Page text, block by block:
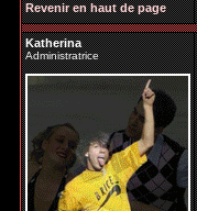
Revenir en haut de page
Katherina
Administratrice